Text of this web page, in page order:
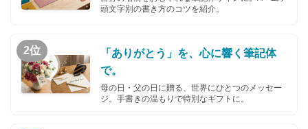
頭文字別の書き方のコツを紹介。
2位
「ありがとう」を、心に響く筆記体
で。
母の日・父の日に贈る、世界にひとつのメッセー
ジ。手書きの温もりで特別なギフトに。